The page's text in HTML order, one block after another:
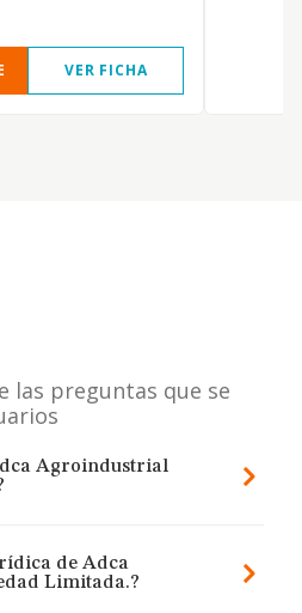
VER FICHA
las preguntas que se
Agroindustrial
de Adca
Limitada.?